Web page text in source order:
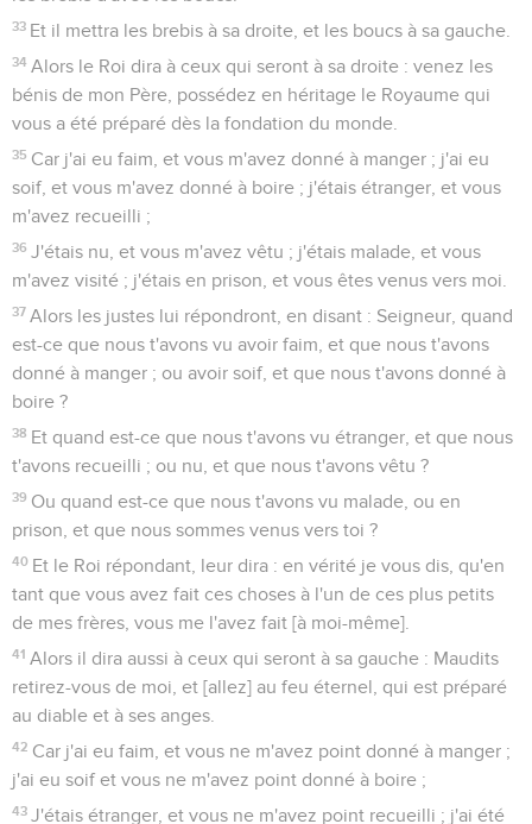
33 Et il mettra les brebis à sa droite, et les boucs à sa gauche.
34 Alors le Roi dira à ceux qui seront à sa droite : venez les
bénis de mon Père, possédez en héritage le Royaume qui
vous a été préparé dès la fondation du monde.
35 Car j'ai eu faim, et vous m'avez donné à manger ; j'ai eu
soif, et vous m'avez donné à boire ; j'étais étranger, et vous
m'avez recueilli ;
36 J'étais nu, et vous m'avez vêtu ; j'étais malade, et vous
m'avez visité ; j'étais en prison, et vous êtes venus vers moi.
37 Alors les justes lui répondront, en disant : Seigneur, quand
est-ce que nous t'avons vu avoir faim, et que nous t'avons
donné à manger ; ou avoir soif, et que nous t'avons donné à
boire ?
38 Et quand est-ce que nous t'avons vu étranger, et que nous
t'avons recueilli ; ou nu, et que nous t'avons vêtu ?
39 Ou quand est-ce que nous t'avons vu malade, ou en
prison, et que nous sommes venus vers toi ?
40 Et le Roi répondant, leur dira : en vérité je vous dis, qu'en
tant que vous avez fait ces choses à l'un de ces plus petits
de mes frères, vous me l'avez fait [à moi-même].
41 Alors il dira aussi à ceux qui seront à sa gauche : Maudits
retirez-vous de moi, et [allez] au feu éternel, qui est préparé
au diable et à ses anges.
42 Car j'ai eu faim, et vous ne m'avez point donné à manger ;
j'ai eu soif et vous ne m'avez point donné à boire ;
43 J'étais étranger, et vous ne m'avez point recueilli ; j'ai été